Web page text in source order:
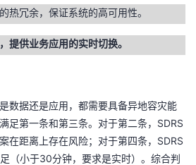
热冗余，保证系统的高可用性。
提供业务应用的实时切换。
数据还是应用，都需要具备异地容灾能
足第一条和第三条。对于第二条， SDRS
在距离上存在风险；对于第四条， SDRS
足（小于30分钟，要求是实时）。综合判